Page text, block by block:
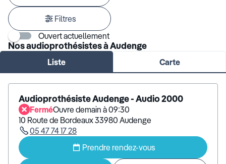
Filtres
Ouvert actuellement
Nos audioprothésistes à Audenge
Liste Carte
Audioprothésiste Audenge - Audio 2000
FerméOuvre demain à 09:30
10 Route de Bordeaux 33980 Audenge
05 47 74 17 28
Prendre rendez-vous